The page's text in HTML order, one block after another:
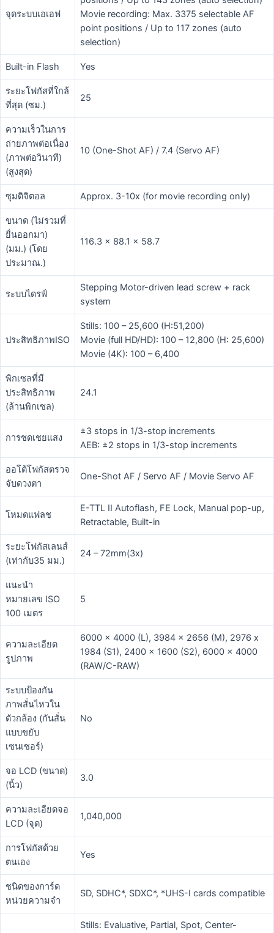
จุดระบบเอเอฟ
Movie recording: Max. 3375 selectable AF
point positions / Up to 117 zones (auto
selection)
Built-in Flash Yes
ระยะโฟกัสที่ใกล้
ที่สุด (ซม.)
25
ความเร็วในการ
ถ่ายภาพต่อเนื่อง
(ภาพต่อวินาที)
(สูงสุด)
10 (One-Shot AF) / 7.4 (Servo AF)
ซุมดิจิตอล Approx. 3-10x (for movie recording only)
ขนาด (ไม่รวมที่
ยื่นออกมา)
(มม.) (โดย
ประมาณ.)
116.3 x 88.1 x 58.7
ระบบไดรฟ์
Stepping Motor-driven lead screw + rack
system
ประสิทธิภาพISO
Stills: 100 – 25,600 (H:51,200)
Movie (full HD/HD): 100 – 12,800 (H: 25,600)
Movie (4K): 100 – 6,400
พิกเซลที่มี
ประสิทธิภาพ
(ล้านพิกเซล)
24.1
การชดเชยแสง
±3 stops in 1/3-stop increments
AEB: ±2 stops in 1/3-stop increments
ออโต้โฟกัสตรวจ
จับดวงตา
One-Shot AF / Servo AF / Movie Servo AF
โหมดแฟลช
E-TTL II Autoflash, FE Lock, Manual pop-up,
Retractable, Built-in
ระยะโฟกัสเลนส์
(เท่ากับ35 มม.)
24 – 72mm(3x)
แนะนำ
หมายเลข ISO
100 เมตร
5
ความละเอียด
รูปภาพ
6000 x 4000 (L), 3984 x 2656 (M), 2976 x
1984 (S1), 2400 x 1600 (S2), 6000 x 4000
(RAW/C-RAW)
ระบบป้องกัน
ภาพสั่นไหวใน
ตัวกล้อง (กันสั่น
แบบขยับ
เซนเซอร์)
No
จอ LCD (ขนาด)
(นิ้ว)
3.0
ความละเอียดจอ
LCD (จุด)
1,040,000
การโฟกัสด้วย
ตนเอง
Yes
ชนิดของการ์ด
หน่วยความจำ
SD, SDHC*, SDXC*, *UHS-I cards compatible
Stills: Evaluative, Partial, Spot, Center-